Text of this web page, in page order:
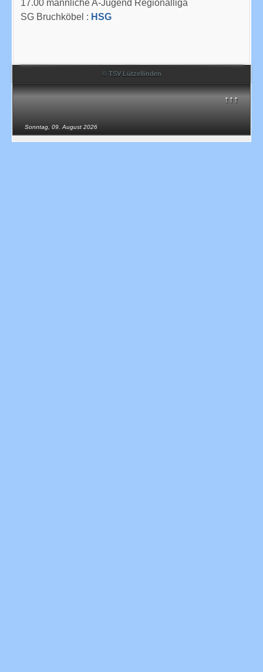
© TSV Lützellinden
↑↑↑
Sonntag, 09. August 2026
17.00 männliche A-Jugend Regionalliga
SG Bruchköbel : HSG